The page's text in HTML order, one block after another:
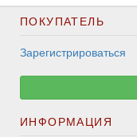
ПОКУПАТЕЛЬ
Зарегистрироваться
ИНФОРМАЦИЯ